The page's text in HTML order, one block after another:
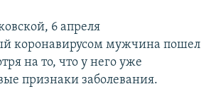
6 апреля
коронавирусом мужчина пошел
на то, что у него уже
признаки заболевания.